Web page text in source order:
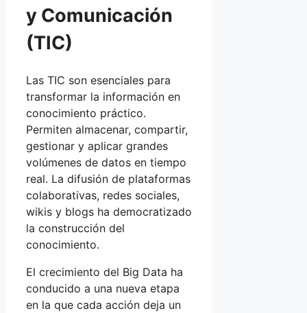
y Comunicación
(TIC)
Las TIC son esenciales para
transformar la información en
conocimiento práctico.
Permiten almacenar, compartir,
gestionar y aplicar grandes
volúmenes de datos en tiempo
real. La difusión de plataformas
colaborativas, redes sociales,
wikis y blogs ha democratizado
la construcción del
conocimiento.
El crecimiento del Big Data ha
conducido a una nueva etapa
en la que cada acción deja un